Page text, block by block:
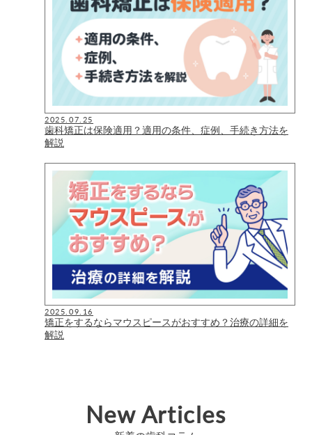
2025.07.25
歯科矯正は保険適用？適用の条件、症例、手続き方法を
解説
2025.09.16
矯正をするならマウスピースがおすすめ？治療の詳細を
解説
New Articles